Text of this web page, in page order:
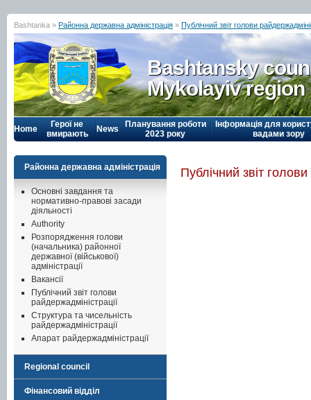
Bashtanka » Районна державна адміністрація » Публічний звіт голови
Bashtansky
Mykolayiv region
Home
Герої не
вмирають
News
Планування роботи
2023 року
Інформація для
вадами зору
Районна державна адміністрація
Основні завдання та
нормативно-правові засади
діяльності
Authority
Розпорядження голови
(начальника) районної
державної (військової)
адміністрації
Вакансії
Публічний звіт голови
райдержадміністрації
Структура та чисельність
райдержадміністрації
Апарат райдержадміністрації
Regional council
Фінансовий відділ
Публічний звіт